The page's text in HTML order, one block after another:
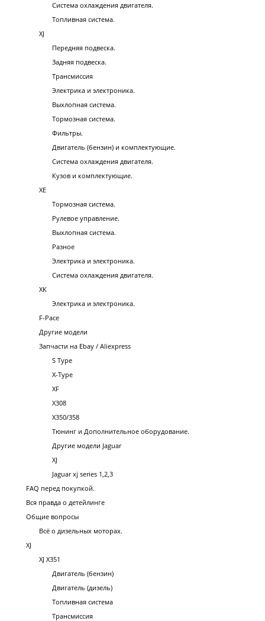
Система охлаждения двигателя.
Топливная система.
XJ
Передняя подвеска.
Задняя подвеска.
Трансмиссия
Электрика и электроника.
Выхлопная система.
Тормозная система.
Фильтры.
Двигатель (бензин) и комплектующие.
Система охлаждения двигателя.
Кузов и комплектующие.
XE
Тормозная система.
Рулевое управление.
Выхлопная система.
Разное
Электрика и электроника.
Система охлаждения двигателя.
XK
Электрика и электроника.
F-Pace
Другие модели
Запчасти на Ebay / Aliexpress
S Type
X-Type
XF
X308
X350/358
Тюнинг и Дополнительное оборудование.
Другие модели Jaguar
XJ
Jaguar xj series 1,2,3
FAQ перед покупкой.
Вся правда о детейлинге
Общие вопросы
Всё о дизельных моторах.
XJ
XJ X351
Двигатель (бензин)
Двигатель (дизель)
Топливная система
Трансмиссия